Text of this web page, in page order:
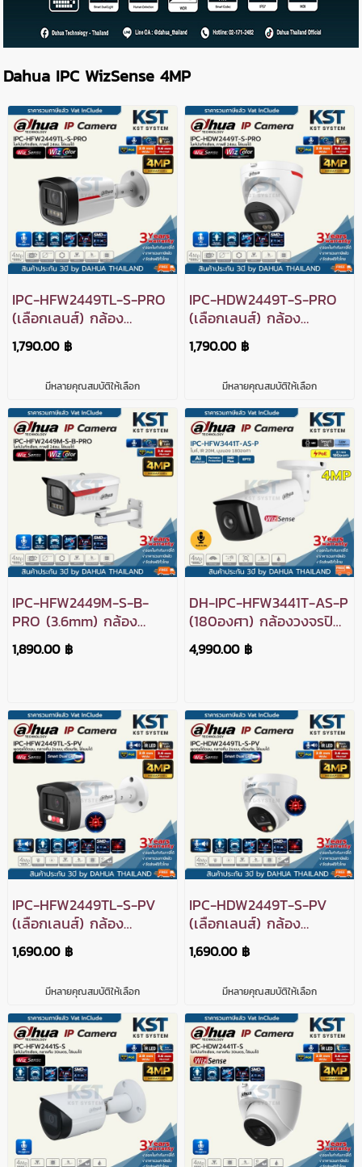
Dahua IPC WizSense 4MP
IPC-HFW2449TL-S-PRO
(เลือกเลนส์) กล้อง
วงจรปิด Dahua
WizSense IPC WizColor
1,790.00 ฿
มีหลายคุณสมบัติให้เลือก
IPC-HDW2449T-S-PRO
(เลือกเลนส์) กล้อง
วงจรปิด Dahua
WizSense IPC WizColor
1,790.00 ฿
มีหลายคุณสมบัติให้เลือก
IPC-HFW2449M-S-B-
PRO (3.6mm) กล้อง
วงจรปิด Dahua
WizSense IPC WizColor
1,890.00 ฿
DH-IPC-HFW3441T-AS-P
(180องศา) กล้องวงจรปิด
Dahua Wide Angel
WizSense IPC 4MP PoE
4,990.00 ฿
IPC-HFW2449TL-S-PV
(เลือกเลนส์) กล้อง
วงจรปิด Dahua
WizSense Smart Dual
IPC 4MP PoE (โต้ตอบ)
1,690.00 ฿
มีหลายคุณสมบัติให้เลือก
IPC-HDW2449T-S-PV
(เลือกเลนส์) กล้อง
วงจรปิด Dahua
WizSense Smart Dual
IPC 4MP PoE (โต้ตอบ)
1,690.00 ฿
มีหลายคุณสมบัติให้เลือก